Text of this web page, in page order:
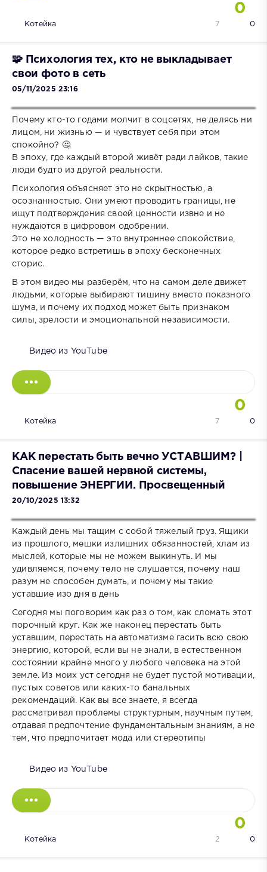
0
Котейка 0
7
🧩 Психология тех, кто не выкладывает
свои фото в сеть
05/11/2025 23:16
Почему кто-то годами молчит в соцсетях, не делясь ни
лицом, ни жизнью — и чувствует себя при этом
спокойно? 🤔
В эпоху, где каждый второй живёт ради лайков, такие
люди будто из другой реальности.
Психология объясняет это не скрытностью, а
осознанностью. Они умеют проводить границы, не
ищут подтверждения своей ценности извне и не
нуждаются в цифровом одобрении.
Это не холодность — это внутреннее спокойствие,
которое редко встретишь в эпоху бесконечных
сторис.
В этом видео мы разберём, что на самом деле движет
людьми, которые выбирают тишину вместо показного
шума, и почему их подход может быть признаком
силы, зрелости и эмоциональной независимости.
Видео из YouTube
0
Котейка 0
7
КАК перестать быть вечно УСТАВШИМ? |
Спасение вашей нервной системы,
повышение ЭНЕРГИИ. Просвещенный
20/10/2025 13:32
Каждый день мы тащим с собой тяжелый груз. Ящики
из прошлого, мешки излишних обязанностей, хлам из
мыслей, которые мы не можем выкинуть. И мы
удивляемся, почему тело не слушается, почему наш
разум не способен думать, и почему мы такие
уставшие изо дня в день
Сегодня мы поговорим как раз о том, как сломать этот
порочный круг. Как же наконец перестать быть
уставшим, перестать на автоматизме гасить всю свою
энергию, которой, если вы не знали, в естественном
состоянии крайне много у любого человека на этой
земле. Из моих уст сегодня не будет пустой мотивации,
пустых советов или каких-то банальных
рекомендаций. Как вы все знаете, я всегда
рассматривал проблемы структурным, научным путем,
отдавая предпочтение фундаментальным знаниям, а не
тем, что предпочитает мода или стереотипы
Видео из YouTube
0
Котейка 0
2